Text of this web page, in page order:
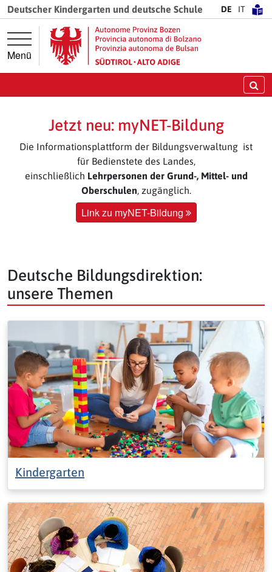
Springe direkt zur Hauptnavigation
Springe direkt zum Inhalt
Deutscher Kindergarten und deutsche Schule DE IT
Menü
Jetzt neu: myNET-Bildung
Die Informationsplattform der Bildungsverwaltung ist
für Bedienstete des Landes,
einschließlich Lehrpersonen der Grund-, Mittel- und
Oberschulen, zugänglich.
Link zu myNET-Bildung
Deutsche Bildungsdirektion:
unsere Themen
Kindergarten